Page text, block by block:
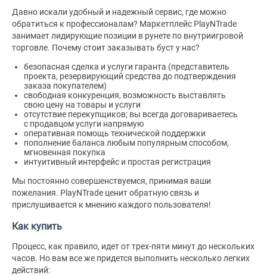
Давно искали удобный и надежный сервис, где можно
обратиться к профессионалам? Маркетплейс PlayNTrade
занимает лидирующие позиции в рунете по внутриигровой
торговле. Почему стоит заказывать буст у нас?
безопасная сделка и услуги гаранта (представитель
проекта, резервирующий средства до подтверждения
заказа покупателем)
свободная конкуренция, возможность выставлять
свою цену на товары и услуги
отсутствие перекупщиков; вы всегда договариваетесь
с продавцом услуги напрямую
оперативная помощь технической поддержки
пополнение баланса любым популярным способом,
мгновенная покупка
интуитивный интерфейс и простая регистрация
Мы постоянно совершенствуемся, принимая ваши
пожелания. PlayNTrade ценит обратную связь и
прислушивается к мнению каждого пользователя!
Как купить
Процесс, как правило, идет от трех-пяти минут до нескольких
часов. Но вам все же придется выполнить несколько легких
действий: